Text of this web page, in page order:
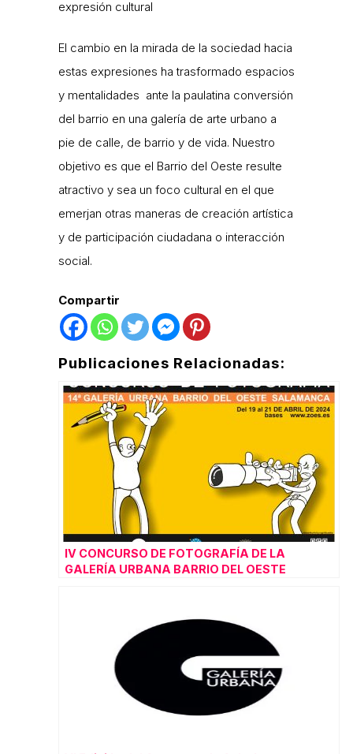
expresión cultural
El cambio en la mirada de la sociedad hacia
estas expresiones ha trasformado espacios
y mentalidades ante la paulatina conversión
del barrio en una galería de arte urbano a
pie de calle, de barrio y de vida. Nuestro
objetivo es que el Barrio del Oeste resulte
atractivo y sea un foco cultural en el que
emerjan otras maneras de creación artística
y de participación ciudadana o interacción
social.
Compartir
Publicaciones Relacionadas:
IV CONCURSO DE FOTOGRAFÍA DE LA
GALERÍA URBANA BARRIO DEL OESTE